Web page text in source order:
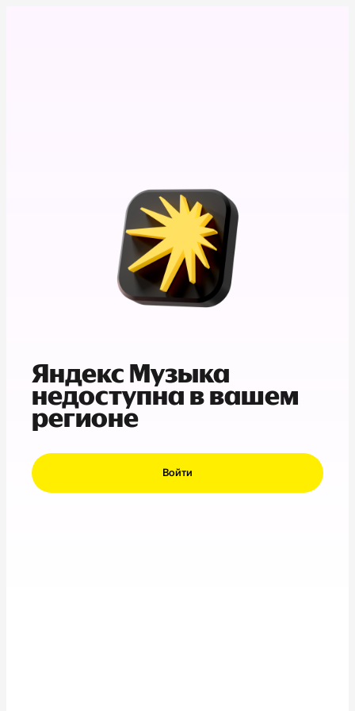
Яндекс Музыка
недоступна в вашем
регионе
Войти